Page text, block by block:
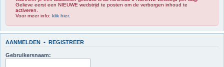
Gelieve eerst een NIEUWE wedstrijd te posten om de verborgen inhoud te
activeren.
Voor meer info: klik hier.
AANMELDEN • REGISTREER
Gebruikersnaam: